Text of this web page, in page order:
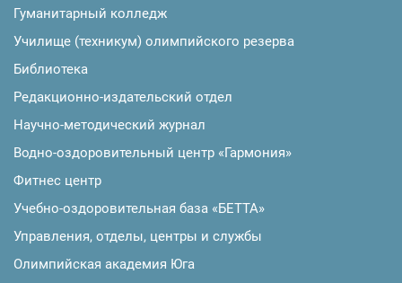
Гуманитарный колледж
Училище (техникум) олимпийского резерва
Библиотека
Редакционно-издательский отдел
Научно-методический журнал
Водно-оздоровительный центр «Гармония»
Фитнес центр
Учебно-оздоровительная база «БЕТТА»
Управления, отделы, центры и службы
Олимпийская академия Юга